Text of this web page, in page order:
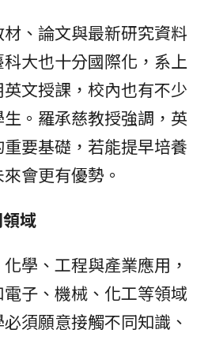
、論文與最新研究資料
大也十分國際化，系上
文授課，校內也有不少
。羅承慈教授強調，英
要基礎，若能提早培養
會更有優勢。
域
學、工程與產業應用，
子、機械、化工等領域
須願意接觸不同知識、